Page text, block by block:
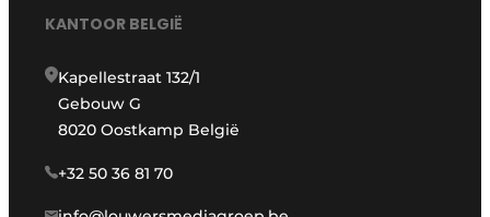
KANTOOR BELGIË
Kapellestraat 132/1
Gebouw G
8020 Oostkamp België
+32 50 36 81 70